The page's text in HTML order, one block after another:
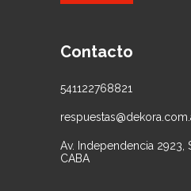
Contacto
541122768821
Av. Independencia 2923,
CABA